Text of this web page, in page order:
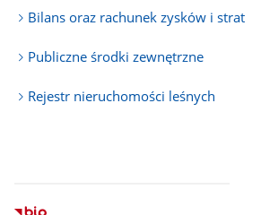
Bilans oraz rachunek zysków i strat
Publiczne środki zewnętrzne
Rejestr nieruchomości leśnych